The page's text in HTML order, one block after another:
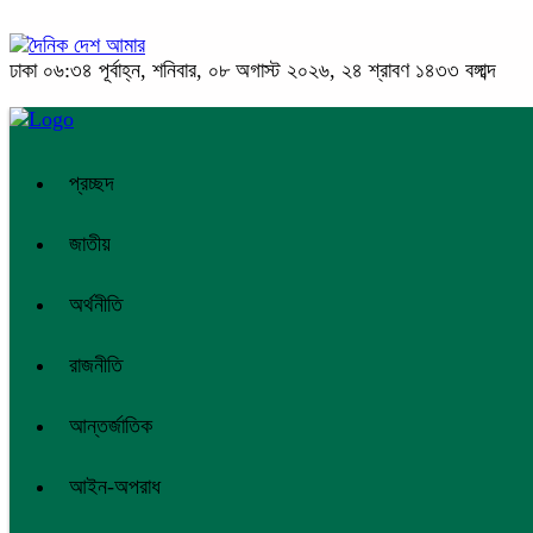
ঢাকা ০৬:৩৪ পূর্বাহ্ন, শনিবার, ০৮ অগাস্ট ২০২৬, ২৪ শ্রাবণ ১৪৩৩ বঙ্গাব্দ
প্রচ্ছদ
জাতীয়
অর্থনীতি
রাজনীতি
আন্তর্জাতিক
আইন-অপরাধ